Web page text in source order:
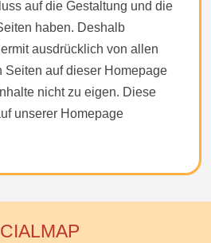
auf die Gestaltung und die
haben. Deshalb
ausdrücklich von allen
Seiten auf dieser Homepage
nicht zu eigen. Diese
unserer Homepage